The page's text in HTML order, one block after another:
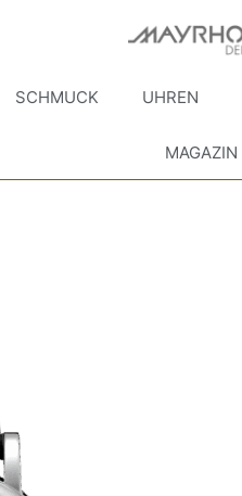
SCHMUCK UHREN
MAGAZIN